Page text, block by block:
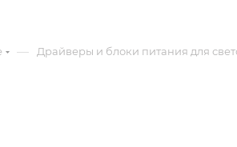
— Драйверы и блоки питания для